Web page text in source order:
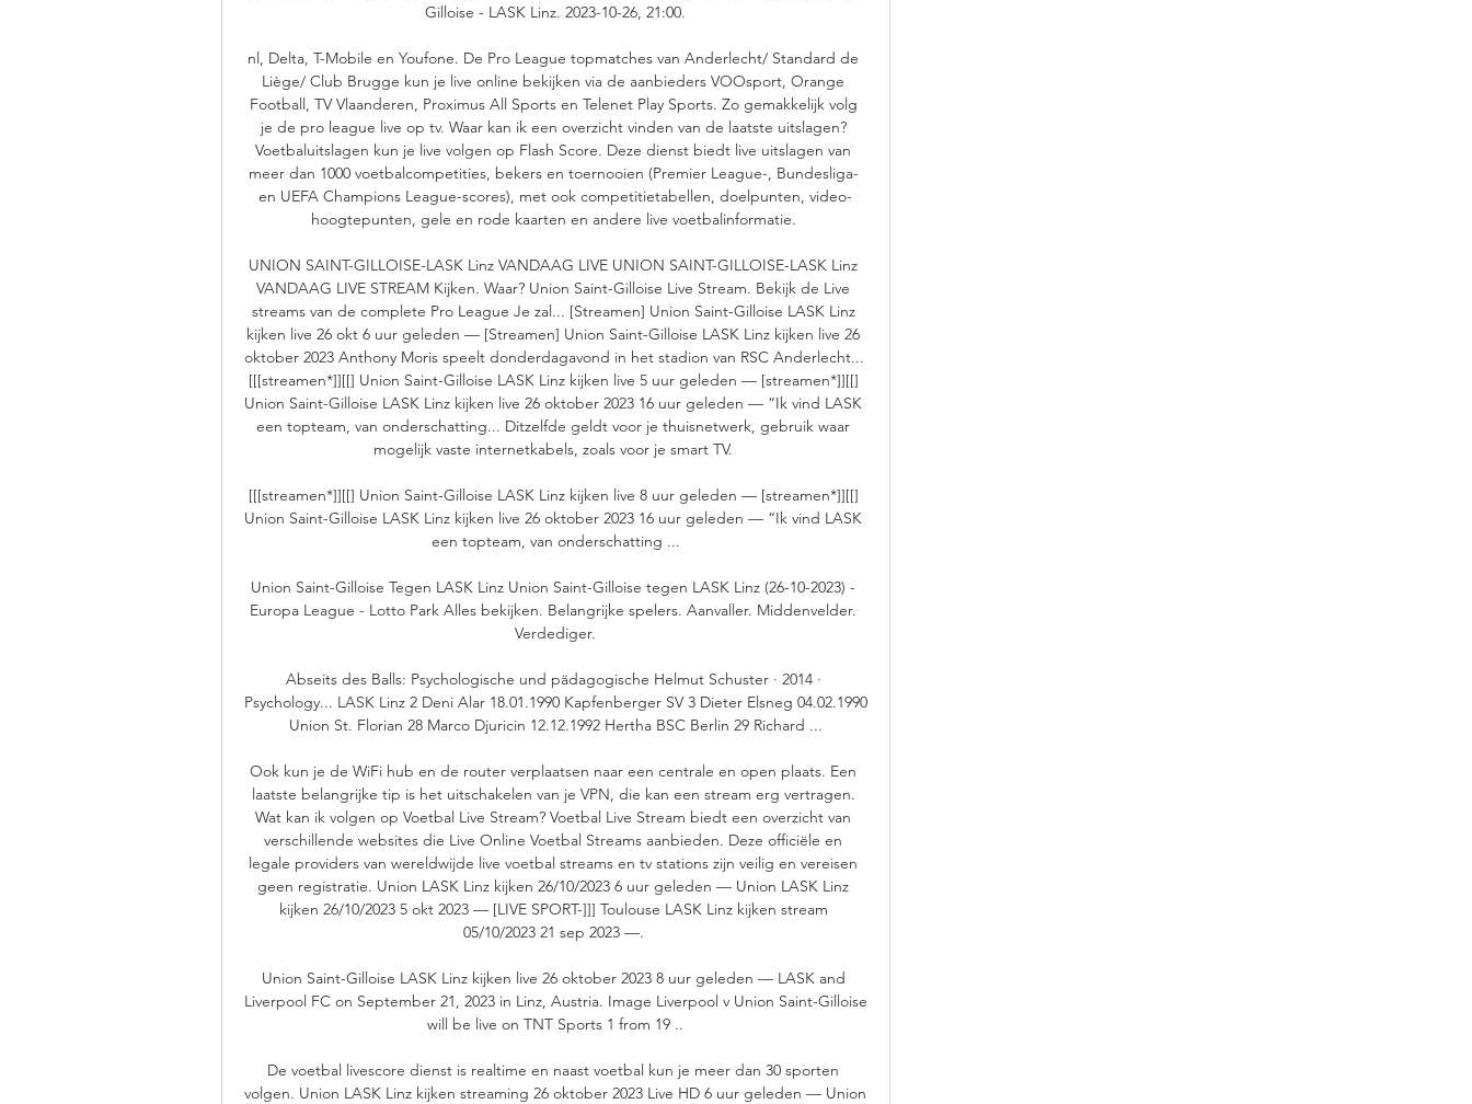
Gilloise - LASK Linz. 2023-10-26, 21:00.
nl, Delta, T-Mobile en Youfone. De Pro League topmatches van Anderlecht/ Standard de
Liège/ Club Brugge kun je live online bekijken via de aanbieders VOOsport, Orange
Football, TV Vlaanderen, Proximus All Sports en Telenet Play Sports. Zo gemakkelijk volg
je de pro league live op tv. Waar kan ik een overzicht vinden van de laatste uitslagen?
Voetbaluitslagen kun je live volgen op Flash Score. Deze dienst biedt live uitslagen van
meer dan 1000 voetbalcompetities, bekers en toernooien (Premier League-, Bundesliga-
en UEFA Champions League-scores), met ook competitietabellen, doelpunten, video-
hoogtepunten, gele en rode kaarten en andere live voetbalinformatie.
UNION SAINT-GILLOISE-LASK Linz VANDAAG LIVE UNION SAINT-GILLOISE-LASK Linz
VANDAAG LIVE STREAM Kijken. Waar? Union Saint-Gilloise Live Stream. Bekijk de Live
streams van de complete Pro League Je zal... [Streamen] Union Saint-Gilloise LASK Linz
kijken live 26 okt 6 uur geleden — [Streamen] Union Saint-Gilloise LASK Linz kijken live 26
oktober 2023 Anthony Moris speelt donderdagavond in het stadion van RSC Anderlecht...
[[[streamen*]][[] Union Saint-Gilloise LASK Linz kijken live 5 uur geleden — [streamen*]][[]
Union Saint-Gilloise LASK Linz kijken live 26 oktober 2023 16 uur geleden — “Ik vind LASK
een topteam, van onderschatting... Ditzelfde geldt voor je thuisnetwerk, gebruik waar
mogelijk vaste internetkabels, zoals voor je smart TV.
[[[streamen*]][[] Union Saint-Gilloise LASK Linz kijken live 8 uur geleden — [streamen*]][[]
Union Saint-Gilloise LASK Linz kijken live 26 oktober 2023 16 uur geleden — “Ik vind LASK
een topteam, van onderschatting ...
Union Saint-Gilloise Tegen LASK Linz Union Saint-Gilloise tegen LASK Linz (26-10-2023) -
Europa League - Lotto Park Alles bekijken. Belangrijke spelers. Aanvaller. Middenvelder.
Verdediger.
Abseits des Balls: Psychologische und pädagogische Helmut Schuster · 2014 ·
‎Psychology... LASK Linz 2 Deni Alar 18.01.1990 Kapfenberger SV 3 Dieter Elsneg 04.02.1990
Union St. Florian 28 Marco Djuricin 12.12.1992 Hertha BSC Berlin 29 Richard ...
Ook kun je de WiFi hub en de router verplaatsen naar een centrale en open plaats. Een
laatste belangrijke tip is het uitschakelen van je VPN, die kan een stream erg vertragen.
Wat kan ik volgen op Voetbal Live Stream? Voetbal Live Stream biedt een overzicht van
verschillende websites die Live Online Voetbal Streams aanbieden. Deze officiële en
legale providers van wereldwijde live voetbal streams en tv stations zijn veilig en vereisen
geen registratie. Union LASK Linz kijken 26/10/2023 6 uur geleden — Union LASK Linz
kijken 26/10/2023 5 okt 2023 — [LIVE SPORT-]]] Toulouse LASK Linz kijken stream
05/10/2023 21 sep 2023 —.
Union Saint-Gilloise LASK Linz kijken live 26 oktober 2023 8 uur geleden — LASK and
Liverpool FC on September 21, 2023 in Linz, Austria. Image Liverpool v Union Saint-Gilloise
will be live on TNT Sports 1 from 19 ..
De voetbal livescore dienst is realtime en naast voetbal kun je meer dan 30 sporten
volgen. Union LASK Linz kijken streaming 26 oktober 2023 Live HD 6 uur geleden — Union